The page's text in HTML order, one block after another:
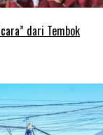
dari Tembok